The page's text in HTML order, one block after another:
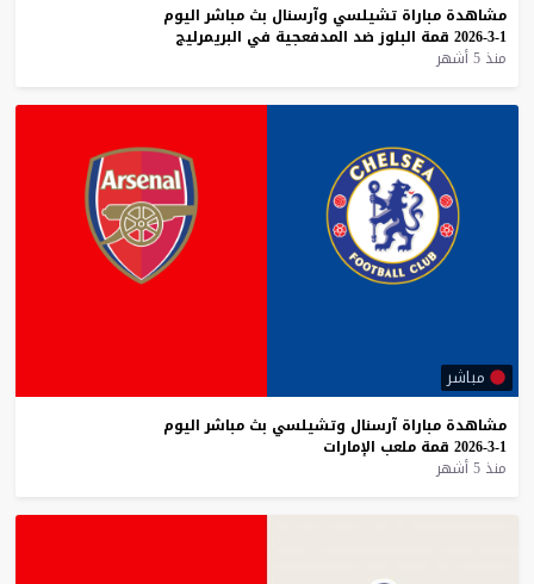
مشاهدة مباراة تشيلسي وآرسنال بث مباشر اليوم
1-3-2026
قمة البلوز ضد المدفعجية في البريمرليج
منذ 5 أشهر
مباشر
مشاهدة مباراة آرسنال وتشيلسي بث مباشر اليوم
1-3-2026
قمة ملعب الإمارات
منذ 5 أشهر